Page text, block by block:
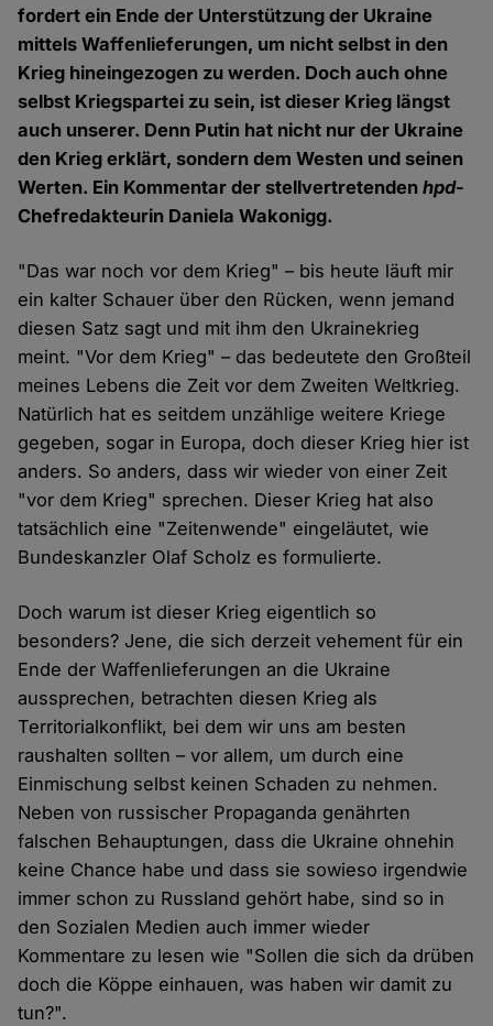
fordert ein Ende der Unterstützung der Ukraine
mittels Waffenlieferungen, um nicht selbst in den
Krieg hineingezogen zu werden. Doch auch ohne
selbst Kriegspartei zu sein, ist dieser Krieg längst
auch unserer. Denn Putin hat nicht nur der Ukraine
den Krieg erklärt, sondern dem Westen und seinen
Werten. Ein Kommentar der stellvertretendenhpd-
Chefredakteurin Daniela Wakonigg.
"Das war noch vor dem Krieg" – bis heute läuft mir
ein kalter Schauer über den Rücken, wenn jemand
diesen Satz sagt und mit ihm den Ukrainekrieg
meint. "Vor dem Krieg" – das bedeutete den Großteil
meines Lebens die Zeit vor dem Zweiten Weltkrieg.
Natürlich hat es seitdem unzählige weitere Kriege
gegeben, sogar in Europa, doch dieser Krieg hier ist
anders. So anders, dass wir wieder von einer Zeit
"vor dem Krieg" sprechen. Dieser Krieg hat also
tatsächlich eine "Zeitenwende" eingeläutet, wie
Bundeskanzler Olaf Scholz es formulierte.
Doch warum ist dieser Krieg eigentlich so
besonders? Jene, die sich derzeit vehement für ein
Ende der Waffenlieferungen an die Ukraine
aussprechen, betrachten diesen Krieg als
Territorialkonflikt, bei dem wir uns am besten
raushalten sollten – vor allem, um durch eine
Einmischung selbst keinen Schaden zu nehmen.
Neben von russischer Propaganda genährten
falschen Behauptungen, dass die Ukraine ohnehin
keine Chance habe und dass sie sowieso irgendwie
immer schon zu Russland gehört habe, sind so in
den Sozialen Medien auch immer wieder
Kommentare zu lesen wie "Sollen die sich da drüben
doch die Köppe einhauen, was haben wir damit zu
tun?".